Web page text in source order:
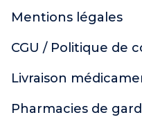
Mentions légales
CGU / Politique de
Livraison
Pharmacies de